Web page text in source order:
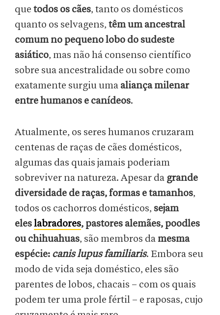
que todos os cães, tanto os domésticos
quanto os selvagens, têm um ancestral
comum no pequeno lobo do sudeste
asiático, mas não há consenso científico
sobre sua ancestralidade ou sobre como
exatamente surgiu uma aliança milenar
entre humanos e canídeos.
Atualmente, os seres humanos cruzaram
centenas de raças de cães domésticos,
algumas das quais jamais poderiam
sobreviver na natureza. Apesar da grande
diversidade de raças, formas e tamanhos,
todos os cachorros domésticos, sejam
eleslabradores, pastores alemães, poodles
ou chihuahuas, são membros da mesma
espécie: canis lupus familiaris. Embora seu
modo de vida seja doméstico, eles são
parentes de lobos, chacais – com os quais
podem ter uma prole fértil – e raposas, cujo